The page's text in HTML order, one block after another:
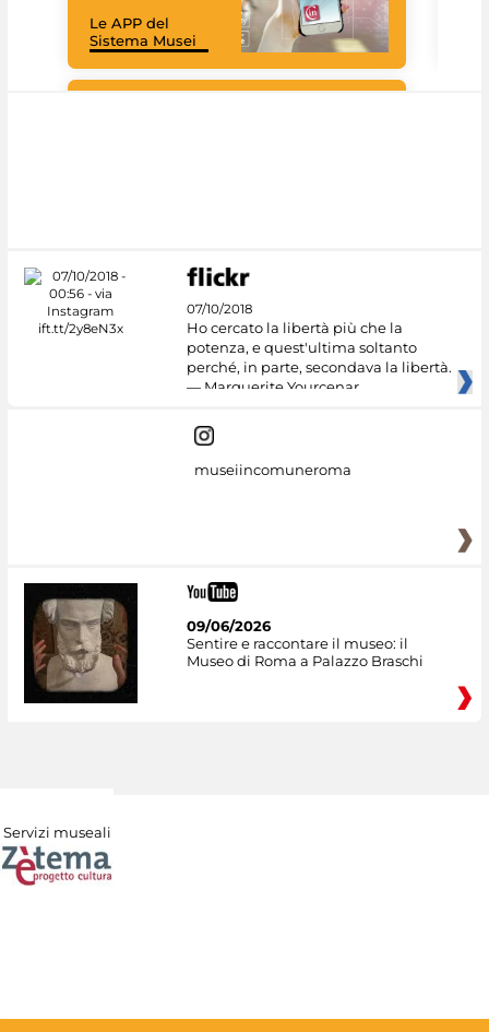
Le APP del
Sistema Musei
07/10/2018
Ho cercato la libertà più che la
potenza, e quest'ultima soltanto
perché, in parte, secondava la libertà.
— Marguerite Yourcenar
museiincomuneroma
09/06/2026
Sentire e raccontare il museo: il
Museo di Roma a Palazzo Braschi
Servizi museali